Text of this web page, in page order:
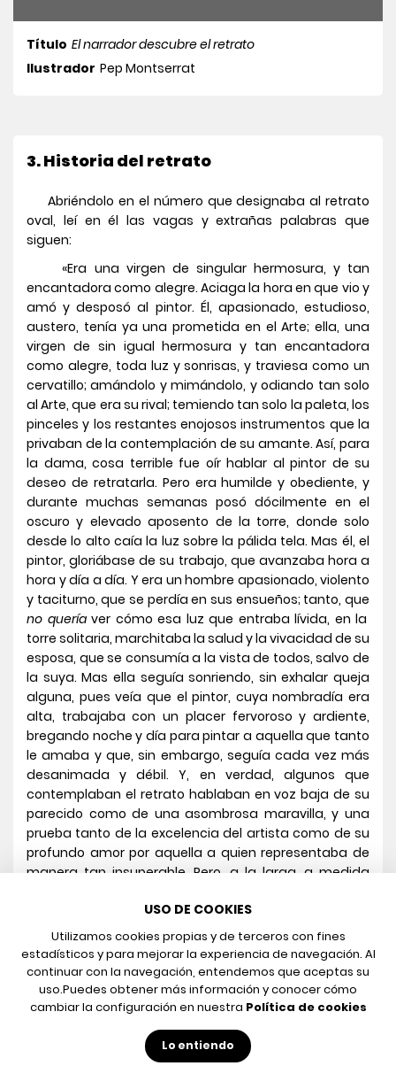
Título El narrador descubre el retrato
Ilustrador Pep Montserrat
3. Historia del retrato
Abriéndolo en el número que designaba al retrato
oval, leí en él las vagas y extrañas palabras que
siguen:
«Era una virgen de singular hermosura, y tan
encantadora como alegre. Aciaga la hora en que vio y
amó y desposó al pintor. Él, apasionado, estudioso,
austero, tenía ya una prometida en el Arte; ella, una
virgen de sin igual hermosura y tan encantadora
como alegre, toda luz y sonrisas, y traviesa como un
cervatillo; amándolo y mimándolo, y odiando tan solo
al Arte, que era su rival; temiendo tan solo la paleta, los
pinceles y los restantes enojosos instrumentos que la
privaban de la contemplación de su amante. Así, para
la dama, cosa terrible fue oír hablar al pintor de su
deseo de retratarla. Pero era humilde y obediente, y
durante muchas semanas posó dócilmente en el
oscuro y elevado aposento de la torre, donde solo
desde lo alto caía la luz sobre la pálida tela. Mas él, el
pintor, gloriábase de su trabajo, que avanzaba hora a
hora y día a día. Y era un hombre apasionado, violento
y taciturno, que se perdía en sus ensueños; tanto, que
no queríaver cómo esa luz que entraba lívida, en la
torre solitaria, marchitaba la salud y la vivacidad de su
esposa, que se consumía a la vista de todos, salvo de
la suya. Mas ella seguía sonriendo, sin exhalar queja
alguna, pues veía que el pintor, cuya nombradía era
alta, trabajaba con un placer fervoroso y ardiente,
bregando noche y día para pintar a aquella que tanto
le amaba y que, sin embargo, seguía cada vez más
desanimada y débil. Y, en verdad, algunos que
contemplaban el retrato hablaban en voz baja de su
parecido como de una asombrosa maravilla, y una
prueba tanto de la excelencia del artista como de su
profundo amor por aquella a quien representaba de
manera tan insuperable. Pero, a la larga, a medida
admitido ya en la torre, pues el pintor habíase
exaltado en el ardor de su trabajo y apenas si
apartaba los ojos de la tela, incluso para mirar el rostro
de su esposa. Yno queríaver que los tintes que
esparcía en la tela eran extraídos de las mejillas de
aquella mujer sentada a su lado. Y cuando pasaron
muchas semanas y poco quedaba por hacer, salvo
una pincelada en la boca y un matiz en los ojos, el
espíritu de la dama osciló, vacilante como la llama en
USO DE COOKIES
Utilizamos cookies propias y de terceros con fines
estadísticos y para mejorar la experiencia de navegación. Al
continuar con la navegación, entendemos que aceptas su
uso.Puedes obtener más información y conocer cómo
cambiar la configuración en nuestra Política de cookies
Lo entiendo